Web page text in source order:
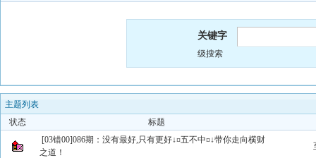
关键字
级搜索
主题列表
状态
标题
[03错00]086期：没有最好,只有更好↓¤五不中¤↓带你走向横财
之道！